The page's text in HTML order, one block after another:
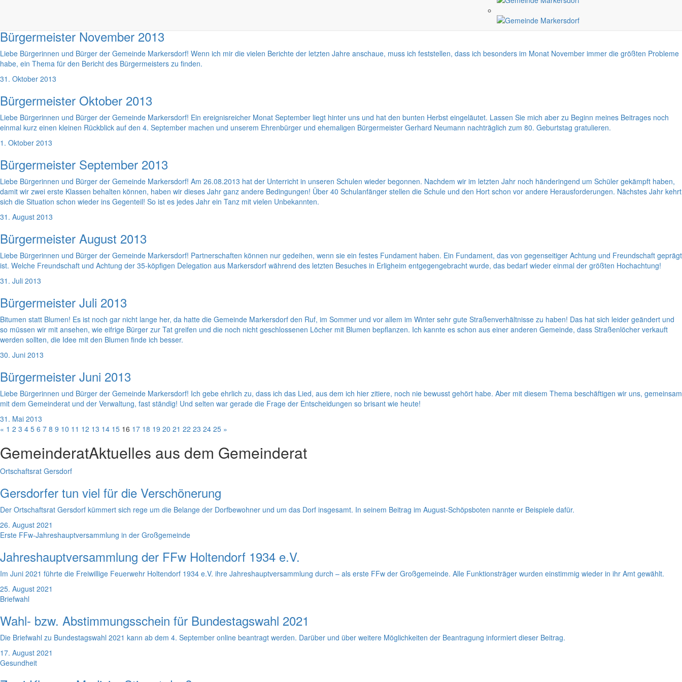
Bürgermeister November 2013
Liebe Bürgerinnen und Bürger der Gemeinde Markersdorf! Wenn ich mir die vielen Berichte der letzten Jahre anschaue, muss ich feststellen, dass ich besonders im Monat November immer die größten Probleme
habe, ein Thema für den Bericht des Bürgermeisters zu finden.
31. Oktober 2013
Bürgermeister Oktober 2013
Liebe Bürgerinnen und Bürger der Gemeinde Markersdorf! Ein ereignisreicher Monat September liegt hinter uns und hat den bunten Herbst eingeläutet. Lassen Sie mich aber zu Beginn meines Beitrages noch
einmal kurz einen kleinen Rückblick auf den 4. September machen und unserem Ehrenbürger und ehemaligen Bürgermeister Gerhard Neumann nachträglich zum 80. Geburtstag gratulieren.
1. Oktober 2013
Bürgermeister September 2013
Liebe Bürgerinnen und Bürger der Gemeinde Markersdorf! Am 26.08.2013 hat der Unterricht in unseren Schulen wieder begonnen. Nachdem wir im letzten Jahr noch händeringend um Schüler gekämpft haben,
damit wir zwei erste Klassen behalten können, haben wir dieses Jahr ganz andere Bedingungen! Über 40 Schulanfänger stellen die Schule und den Hort schon vor andere Herausforderungen. Nächstes Jahr kehrt
sich die Situation schon wieder ins Gegenteil! So ist es jedes Jahr ein Tanz mit vielen Unbekannten.
31. August 2013
Bürgermeister August 2013
Liebe Bürgerinnen und Bürger der Gemeinde Markersdorf! Partnerschaften können nur gedeihen, wenn sie ein festes Fundament haben. Ein Fundament, das von gegenseitiger Achtung und Freundschaft geprägt
ist. Welche Freundschaft und Achtung der 35-köpfigen Delegation aus Markersdorf während des letzten Besuches in Erligheim entgegengebracht wurde, das bedarf wieder einmal der größten Hochachtung!
31. Juli 2013
Bürgermeister Juli 2013
Bitumen statt Blumen! Es ist noch gar nicht lange her, da hatte die Gemeinde Markersdorf den Ruf, im Sommer und vor allem im Winter sehr gute Straßenverhältnisse zu haben! Das hat sich leider geändert und
so müssen wir mit ansehen, wie eifrige Bürger zur Tat greifen und die noch nicht geschlossenen Löcher mit Blumen bepflanzen. Ich kannte es schon aus einer anderen Gemeinde, dass Straßenlöcher verkauft
werden sollten, die Idee mit den Blumen finde ich besser.
30. Juni 2013
Bürgermeister Juni 2013
Liebe Bürgerinnen und Bürger der Gemeinde Markersdorf! Ich gebe ehrlich zu, dass ich das Lied, aus dem ich hier zitiere, noch nie bewusst gehört habe. Aber mit diesem Thema beschäftigen wir uns, gemeinsam
mit dem Gemeinderat und der Verwaltung, fast ständig! Und selten war gerade die Frage der Entscheidungen so brisant wie heute!
31. Mai 2013
« 1 2 3 4 5 6 7 8 9 10 11 12 13 14 15 16 17 18 19 20 21 22 23 24 25 »
GemeinderatAktuelles aus dem Gemeinderat
Ortschaftsrat Gersdorf
Gersdorfer tun viel für die Verschönerung
Der Ortschaftsrat Gersdorf kümmert sich rege um die Belange der Dorfbewohner und um das Dorf insgesamt. In seinem Beitrag im August-Schöpsboten nannte er Beispiele dafür.
26. August 2021
Erste FFw-Jahreshauptversammlung in der Großgemeinde
Jahreshauptversammlung der FFw Holtendorf 1934 e.V.
Im Juni 2021 führte die Freiwillige Feuerwehr Holtendorf 1934 e.V. ihre Jahreshauptversammlung durch – als erste FFw der Großgemeinde. Alle Funktionsträger wurden einstimmig wieder in ihr Amt gewählt.
25. August 2021
Briefwahl
Wahl- bzw. Abstimmungsschein für Bundestagswahl 2021
Die Briefwahl zu Bundestagswahl 2021 kann ab dem 4. September online beantragt werden. Darüber und über weitere Möglichkeiten der Beantragung informiert dieser Beitrag.
17. August 2021
Gesundheit